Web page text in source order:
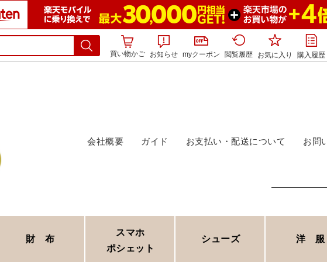
買い物かご お知らせ myクーポン 閲覧履歴 お気に入り 購入履歴